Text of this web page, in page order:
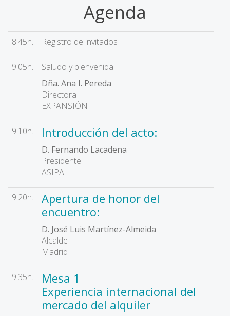
Agenda
8.45h. Registro de invitados
9.05h.
Saludo y bienvenida:
Dña. Ana I. Pereda
Directora
EXPANSIÓN
9.10h. Introducción del acto:
D. Fernando Lacadena
Presidente
ASIPA
9.20h.
Apertura de honor del
encuentro:
D. José Luis Martínez-Almeida
Alcalde
Madrid
9.35h.
Mesa 1
Experiencia internacional del
mercado del alquiler